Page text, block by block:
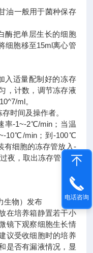
油一般用于菌种保存
酶把单层生长的细胞
细胞移至15ml离心管
入适量配制好的冻存
，计数，调节冻存液
ml。
时间及操作者。
率-1~-2℃/min；当温
10℃/min；到-100℃
有细胞的冻存管放入-
夜，取出冻存管，移
生物）发布
培养箱静置若干小
镜下观察细胞生长情
议受收细胞时的培养
是否有漏液情况，显
电话咨询